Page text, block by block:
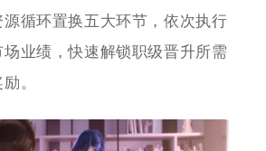
循环置换五大环节，依次执行
业绩，快速解锁职级晋升所需
。